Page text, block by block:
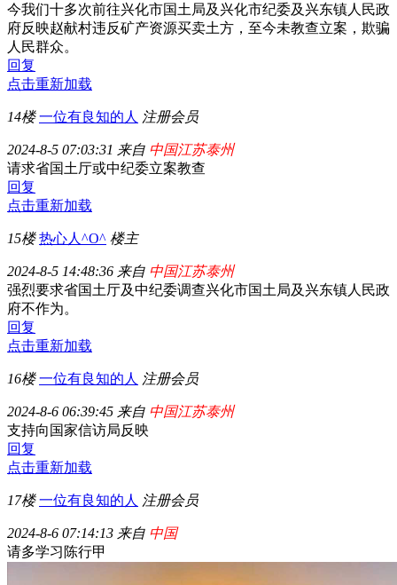
今我们十多次前往兴化市国土局及兴化市纪委及兴东镇人民政
府反映赵献村违反矿产资源买卖土方，至今未教查立案，欺骗
人民群众。
回复
点击重新加载
14楼 一位有良知的人 注册会员
2024-8-5 07:03:31 来自 中国江苏泰州
请求省国土厅或中纪委立案教查
回复
点击重新加载
15楼 热心人^O^ 楼主
2024-8-5 14:48:36 来自 中国江苏泰州
强烈要求省国土厅及中纪委调查兴化市国土局及兴东镇人民政
府不作为。
回复
点击重新加载
16楼 一位有良知的人 注册会员
2024-8-6 06:39:45 来自 中国江苏泰州
支持向国家信访局反映
回复
点击重新加载
17楼 一位有良知的人 注册会员
2024-8-6 07:14:13 来自 中国
请多学习陈行甲